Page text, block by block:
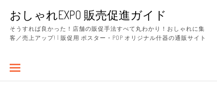
ッ
おしゃれEXPO 販売促進ガイド
そうすれば良かった！店舗の販促手法すべて丸わかり！おしゃれに集
客／売上アップ! | 販促用 ポスター・POP オリジナル什器の通販サイト